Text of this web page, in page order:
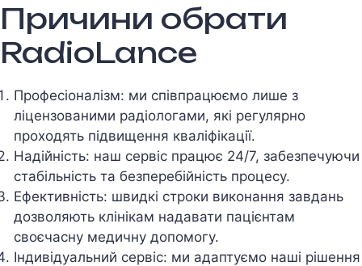
Причини обрати
RadioLance
Професiоналiзм: ми співпрацюємо лише з
ліцензованими радiологами, якi регулярно
проходять пiдвищення квалiфiкацiї.
Надiйнiсть: наш сервiс працює 24/7, забезпечуючи
стабільність та безперебійність процесу.
Ефективнiсть: швидкi строки виконання завдань
дозволяють клiнiкам надавати пацiєнтам
своєчасну медичну допомогу.
Iндивiдуальний сервiс: ми адаптуємо нашi рiшення